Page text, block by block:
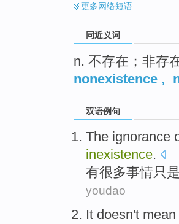
更多网络短语
同近义词
n. 不存在；非存
nonexistence ,
双语例句
The ignorance
inexistence.
有很多事情只是
youdao
It doesn't mean